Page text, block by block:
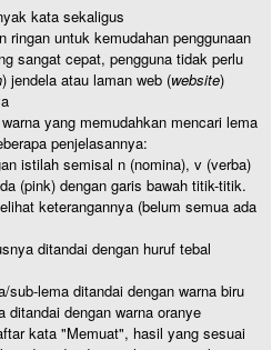
kata sekaligus
ringan untuk kemudahan penggunaan
sangat cepat, pengguna tidak perlu
) jendela atau laman web (website)
yang memudahkan mencari lema
penjelasannya:
istilah semisal n (nomina), v (verba)
(pink) dengan garis bawah titik-titik.
keterangannya (belum semua ada
ditandai dengan huruf tebal
sub-lema ditandai dengan warna biru
ditandai dengan warna oranye
kata "Memuat", hasil yang sesuai